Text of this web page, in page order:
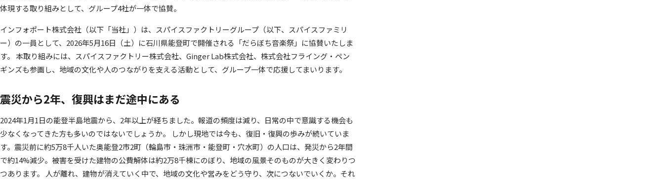
体現する取り組みとして、グループ4社が一体で協賛。
インフォポート株式会社（以下「当社」）は、スパイスファクトリーグループ（以下、スパイスファミリ
ー）の一員として、2026年5月16日（土）に石川県能登町で開催される「だらぼち音楽祭」に協賛いたしま
す。 本取り組みには、スパイスファクトリー株式会社、Ginger Lab株式会社、株式会社フライング・ペン
ギンズも参画し、地域の文化や人のつながりを支える活動として、グループ一体で応援してまいります。
震災から2年、復興はまだ途中にある
2024年1月1日の能登半島地震から、2年以上が経ちました。報道の頻度は減り、日常の中で意識する機会も
少なくなってきた方も多いのではないでしょうか。 しかし現地では今も、復旧・復興の歩みが続いていま
す。震災前に約5万8千人いた奥能登2市2町（輪島市・珠洲市・能登町・穴水町）の人口は、発災から2年間
で約14%減少。被害を受けた建物の公費解体は約2万8千棟にのぼり、地域の風景そのものが大きく変わりつ
つあります。 人が離れ、建物が消えていく中で、地域の文化や営みをどう守り、次につないでいくか。それ